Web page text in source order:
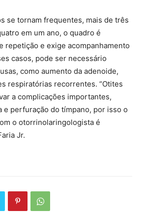
se tornam frequentes, mais de três
em um ano, o quadro é
repetição e exige acompanhamento
casos, pode ser necessário
como aumento da adenoide,
respiratórias recorrentes. “Otites
a complicações importantes,
e perfuração do tímpano, por isso o
o otorrinolaringologista é
Jr.